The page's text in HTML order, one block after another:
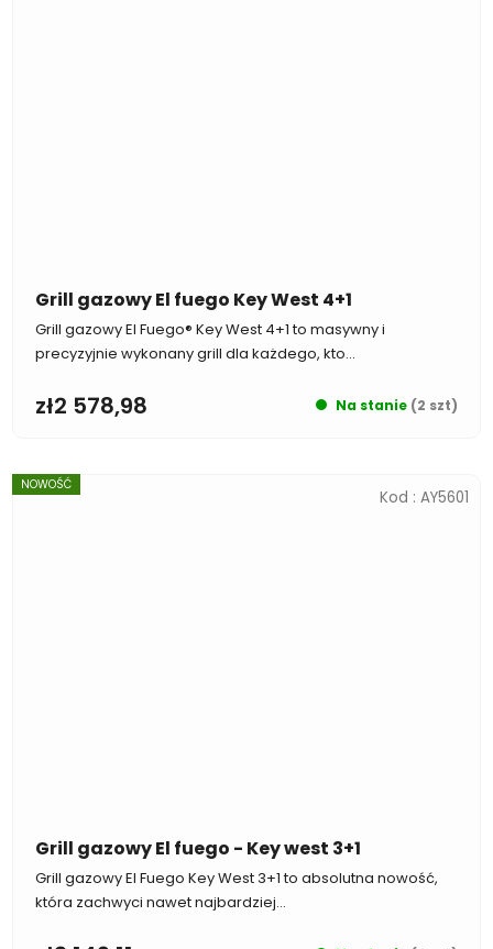
Grill gazowy El fuego Key West 4+1
Na stanie (2 szt)
zł2 578,98
Grill gazowy El Fuego® Key West 4+1 to masywny i
precyzyjnie wykonany grill dla każdego, kto...
NOWOŚĆ
Grill gazowy El fuego - Key west 3+1
Grill gazowy El Fuego Key West 3+1 to absolutna nowość,
która zachwyci nawet najbardziej...
Kod : AY5601